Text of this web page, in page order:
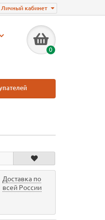
Личный кабинет
0
Доставка по
всей России